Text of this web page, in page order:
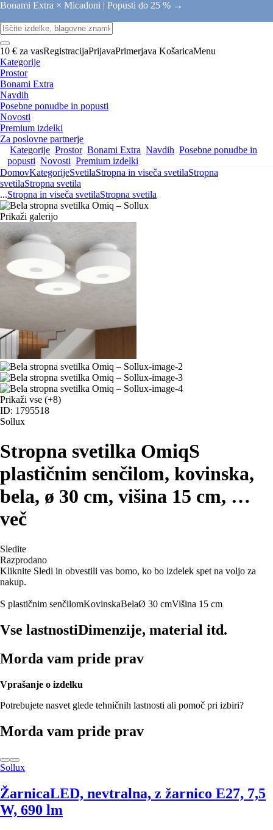
Bonami Extra × Micadoni | Popusti do 25 % →
10 € za vasRegistracijaPrijavaPrimerjava KošaricaMenu
Kategorije
Prostor
Bonami Extra
Navdih
Posebne ponudbe in popusti
Novosti
Premium izdelki
Za poslovne partnerje
Kategorije Prostor Bonami Extra Navdih Posebne ponudbe in
popusti Novosti Premium izdelki
DomovKategorijeSvetilaStropna in viseča svetilaStropna
svetilaStropna svetila
...Stropna in viseča svetilaStropna svetila
Prikaži galerijo
Prikaži vse (+8)
ID: 1795518
Sollux
Stropna svetilka OmiqS
plastičnim senčilom, kovinska,
bela, ø 30 cm, višina 15 cm, …
več
Sledite
Razprodano
Kliknite Sledi in obvestili vas bomo, ko bo izdelek spet na voljo za
nakup.
S plastičnim senčilomKovinskaBelaØ 30 cmVišina 15 cm
Vse lastnostiDimenzije, material itd.
Morda vam pride prav
Vprašanje o izdelku
Potrebujete nasvet glede tehničnih lastnosti ali pomoč pri izbiri?
Morda vam pride prav
Sollux
ŽarnicaLED, nevtralna, z žarnico E27, 7,5
W, 690 lm